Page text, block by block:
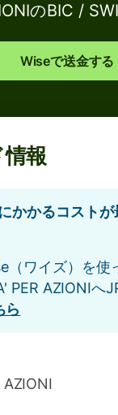
のBIC /
Wiseで送金する
報
かかるコストが
（ワイズ）を使
PER AZIONIへ
ら
AZIONI